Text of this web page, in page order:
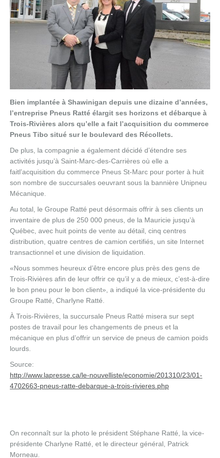
Bien implantée à Shawinigan depuis une dizaine d’années,
l’entreprise Pneus Ratté élargit ses horizons et débarque à
Trois-Rivières alors qu’elle a fait l’acquisition du commerce
Pneus Tibo situé sur le boulevard des Récollets.
De plus, la compagnie a également décidé d’étendre ses
activités jusqu’à Saint-Marc-des-Carrières où elle a
faitl’acquisition du commerce Pneus St-Marc pour porter à huit
son nombre de succursales oeuvrant sous la bannière Unipneu
Mécanique.
Au total, le Groupe Ratté peut désormais offrir à ses clients un
inventaire de plus de 250 000 pneus, de la Mauricie jusqu’à
Québec, avec huit points de vente au détail, cinq centres
distribution, quatre centres de camion certifiés, un site Internet
transactionnel et une division de liquidation.
«Nous sommes heureux d’être encore plus près des gens de
Trois-Rivières afin de leur offrir ce qu’il y a de mieux, c’est-à-dire
le bon pneu pour le bon client», a indiqué la vice-présidente du
Groupe Ratté, Charlyne Ratté.
À Trois-Rivières, la succursale Pneus Ratté misera sur sept
postes de travail pour les changements de pneus et la
mécanique en plus d’offrir un service de pneus de camion poids
lourds.
Source:
http://www.lapresse.ca/le-nouvelliste/economie/201310/23/01-
4702663-pneus-ratte-debarque-a-trois-rivieres.php
On reconnaît sur la photo le président Stéphane Ratté, la vice-
présidente Charlyne Ratté, et le directeur général, Patrick
Morneau.